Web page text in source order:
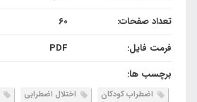
تعداد صفحات:
60
فرمت فایل:
PDF
برچسب ها:
اضطراب کودکان اختلال اضطرابی